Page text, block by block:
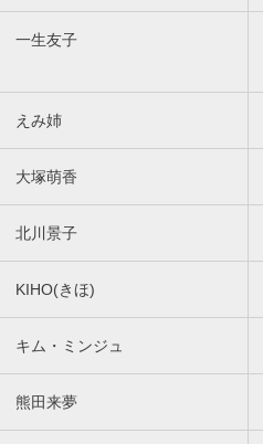
一生友子
えみ姉
大塚萌香
北川景子
KIHO(きほ)
キム・ミンジュ
熊田来夢